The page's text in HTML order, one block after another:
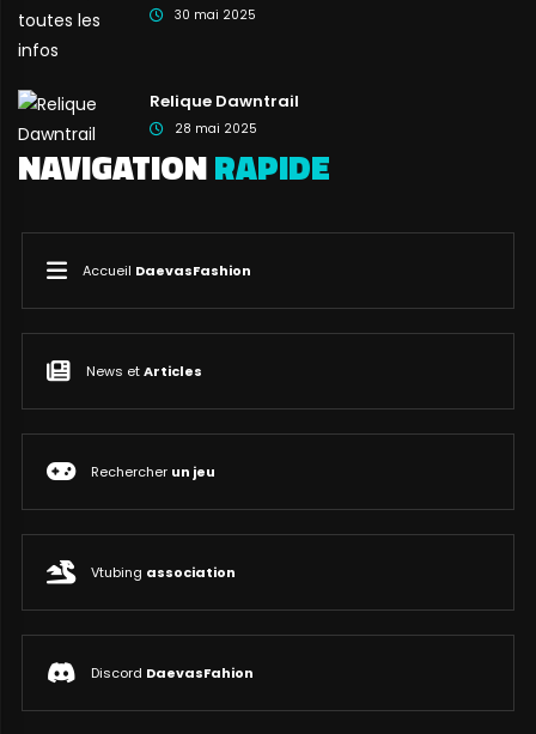
30 mai 2025
Relique Dawntrail
28 mai 2025
NAVIGATIONRAPIDE
Accueil DaevasFashion
News etArticles
Rechercher un jeu
Vtubing association
Discord DaevasFahion